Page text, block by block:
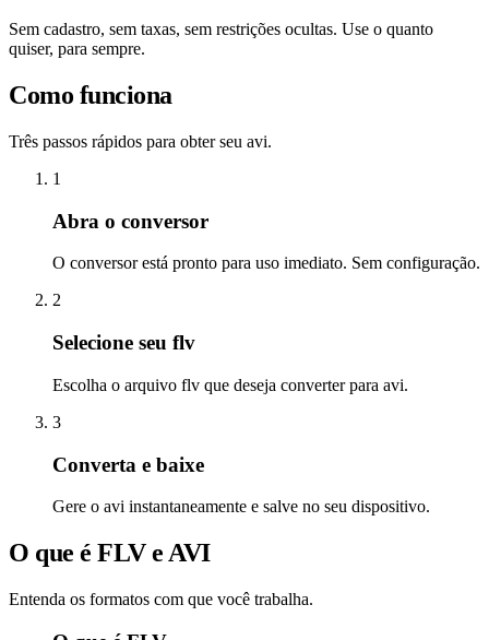
Sem cadastro, sem taxas, sem restrições ocultas. Use o quanto
quiser, para sempre.
Como funciona
Três passos rápidos para obter seu avi.
1
Abra o conversor
O conversor está pronto para uso imediato. Sem configuração.
2
Selecione seu flv
Escolha o arquivo flv que deseja converter para avi.
3
Converta e baixe
Gere o avi instantaneamente e salve no seu dispositivo.
O que é FLV e AVI
Entenda os formatos com que você trabalha.